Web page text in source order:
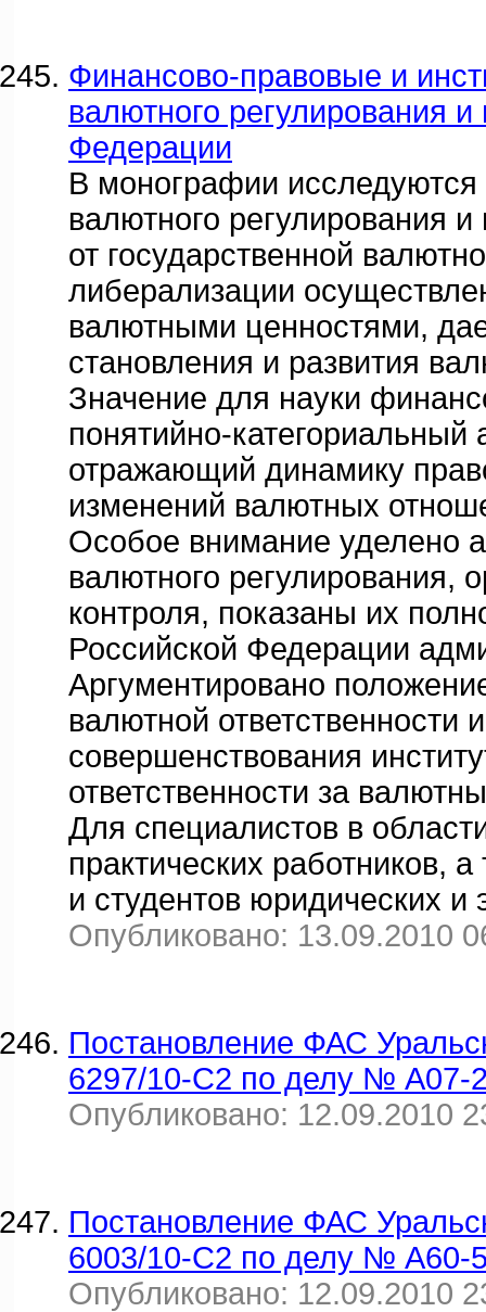
Финансово-правовые и
валютного регулирования
Федерации
В монографии
валютного регулирования
от государственной
либерализации
валютными ценностями,
становления и развития
Значение для науки
понятийно-категориальный
отражающий динамику
изменений валютных
Особое внимание уделено
валютного регулирования,
контроля, показаны их
Российской Федерации
Аргументировано
валютной
совершенствования
ответственности за
Для специалистов в
практических работников,
и студентов юридических и
Опубликовано: 13.09.2010
Постановление ФАС
6297/10-С2 по делу № А07-
Опубликовано: 12.09.2010
Постановление ФАС
6003/10-С2 по делу № А60-
Опубликовано: 12.09.2010